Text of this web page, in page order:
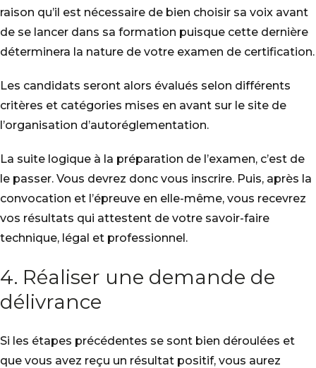
raison qu’il est nécessaire de bien choisir sa voix avant
de se lancer dans sa formation puisque cette dernière
déterminera la nature de votre examen de certification.
Les candidats seront alors évalués selon différents
critères et catégories mises en avant sur le site de
l’organisation d’autoréglementation.
La suite logique à la préparation de l’examen, c’est de
le passer. Vous devrez donc vous inscrire. Puis, après la
convocation et l’épreuve en elle-même, vous recevrez
vos résultats qui attestent de votre savoir-faire
technique, légal et professionnel.
4. Réaliser une demande de
délivrance
Si les étapes précédentes se sont bien déroulées et
que vous avez reçu un résultat positif, vous aurez